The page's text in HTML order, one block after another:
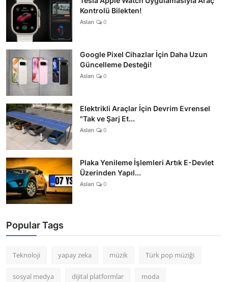
Kontrolü Bilekten!
Aslan 0
Google Pixel Cihazlar İçin Daha Uzun
Güncelleme Desteği!
Aslan 0
Elektrikli Araçlar İçin Devrim Evrensel
"Tak ve Şarj Et...
Aslan 0
Plaka Yenileme İşlemleri Artık E-Devlet
Üzerinden Yapıl...
Aslan 0
Popular Tags
Teknoloji yapay zeka müzik Türk pop müziği
sosyal medya dijital platformlar moda